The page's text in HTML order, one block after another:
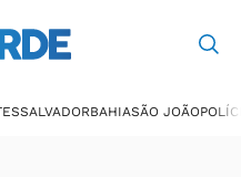
SALVADORBAHIASÃO JOÃO